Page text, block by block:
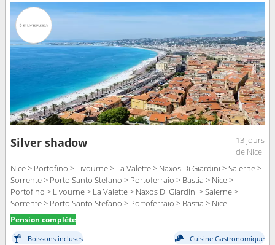
Silver shadow
13 jours
de Nice
Nice > Portofino > Livourne > La Valette > Naxos Di Giardini > Salerne >
Sorrente > Porto Santo Stefano > Portoferraio > Bastia > Nice >
Portofino > Livourne > La Valette > Naxos Di Giardini > Salerne >
Sorrente > Porto Santo Stefano > Portoferraio > Bastia > Nice
Pension complète
Boissons incluses
Cuisine Gastronomique